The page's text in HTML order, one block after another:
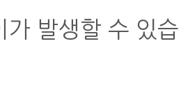
가 발생할 수 있